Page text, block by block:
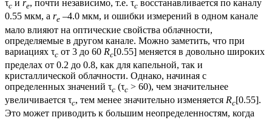
τс и re, почти независимо, т.е. τс восстанавливается по каналу
0.55 мкм, а re –4.0 мкм, и ошибки измерений в одном канале
мало влияют на оптические свойства облачности,
определяемые в другом канале. Можно заметить, что при
вариациях τс от 3 до 60 Rc[0.55] меняется в довольно широких
пределах от 0.2 до 0.8, как для капельной, так и
кристаллической облачности. Однако, начиная с
определенных значений τс (τс > 60), чем значительнее
увеличивается τс, тем менее значительно изменяется Rc[0.55].
Это может приводить к большим неопределенностям, когда